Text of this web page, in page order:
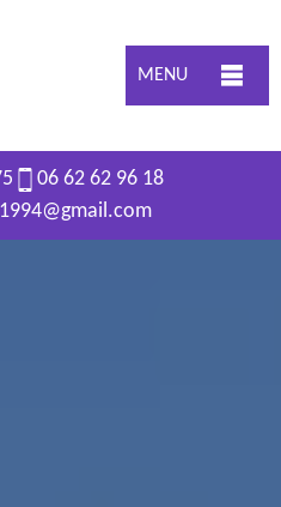
MENU
06 62 62 96 18